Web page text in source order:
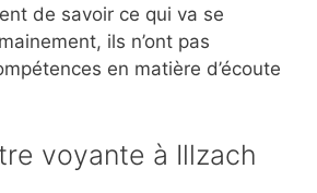
de savoir ce qui va se
ils n’ont pas
en matière d’écoute
voyante à Illzach